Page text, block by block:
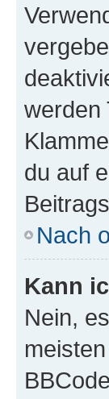
werden
du auf
Nach
Kann
Nein,